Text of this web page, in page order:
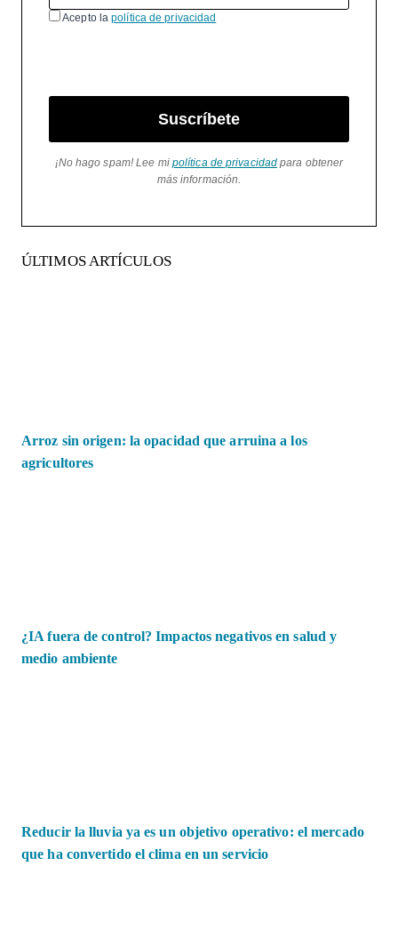
Acepto lapolítica de privacidad
Suscríbete
¡No hago spam! Lee mi política de privacidad para obtener
más información.
ÚLTIMOS ARTÍCULOS
Arroz sin origen: la opacidad que arruina a los
agricultores
¿IA fuera de control? Impactos negativos en salud y
medio ambiente
Reducir la lluvia ya es un objetivo operativo: el mercado
que ha convertido el clima en un servicio